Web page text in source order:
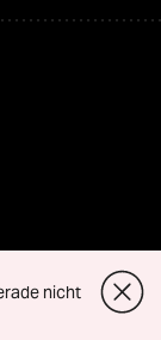
nicht